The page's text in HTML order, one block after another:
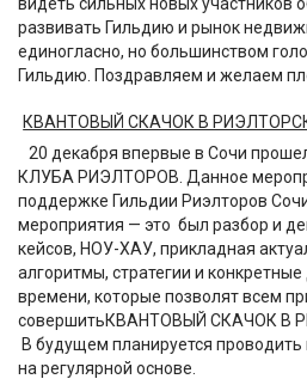
развивать Гильдию и рынок
единогласно, но большинством
Гильдию. Поздравляем и желаем
КВАНТОВЫЙ СКАЧОК В
20 декабря впервые в Сочи
КЛУБА РИЭЛТОРОВ. Данное
поддержке Гильдии Риэлторов
мероприятия — это был разбор и
кейсов, НОУ-ХАУ, прикладная
алгоритмы, стратегии и
времени, которые позволят всем
совершитьКВАНТОВЫЙ СКАЧОК В
В будущем планируется
на регулярной основе.